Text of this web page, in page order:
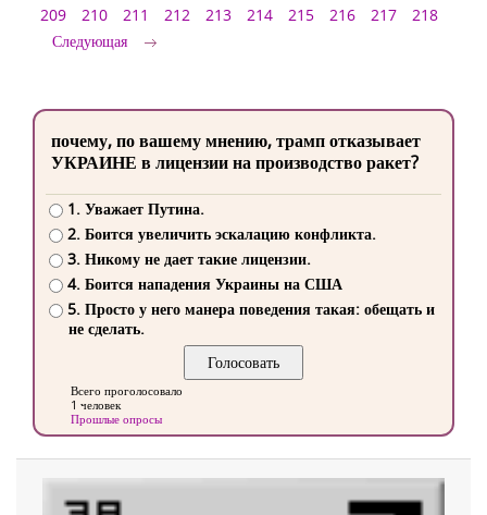
209
210 211 212 213 214 215 216 217
218
Следующая
почему, по вашему мнению, трамп отказывает
УКРАИНЕ в лицензии на производство ракет?
1. Уважает Путина.
2. Боится увеличить эскалацию конфликта.
3. Никому не дает такие лицензии.
4. Боится нападения Украины на США
5. Просто у него манера поведения такая: обещать и
не сделать.
Всего проголосовало
1 человек
Прошлые опросы